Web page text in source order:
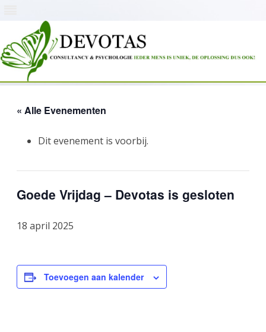
« Alle Evenementen
Dit evenement is voorbij.
Goede Vrijdag – Devotas is gesloten
18 april 2025
Toevoegen aan kalender